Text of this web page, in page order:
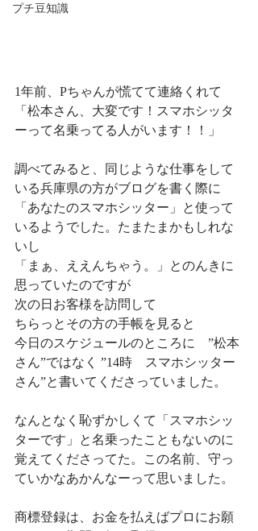
プチ豆知識
1年前、Pちゃんが慌てて連絡くれて
「松本さん、大変です！スマホシッタ
ーって名乗ってる人がいます！！」
調べてみると、同じような仕事をして
いる兵庫県の方がブログを書く際に
「あなたのスマホシッター」と使って
いるようでした。たまたまかもしれな
いし
「まぁ、ええんちゃう。」とのんきに
思っていたのですが
次の日お客様を訪問して
ちらっとその方の手帳を見ると
今日のスケジュールのところに　”松本
さん”ではなく ”14時　スマホシッター
さん”と書いてくださっていました。
なんとなく恥ずかしくて「スマホシッ
ターです」と名乗ったこともないのに
覚えてくださってた。この名前、守っ
ていかなあかんなーって思いました。
商標登録は、お金を払えばプロにお願